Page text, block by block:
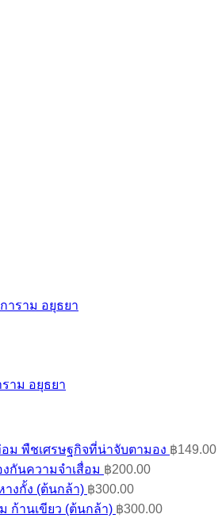
าม อยุธยา
ม พืชเศรษฐกิจที่น่าจับตามอง ฿149.00
กันความจำเสื่อม ฿200.00
งกั้ง (ต้นกล้า) ฿300.00
ก้านเขียว (ต้นกล้า) ฿300.00